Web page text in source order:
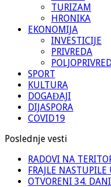
TURIZAM
HRONIKA
EKONOMIJA
INVESTICIJE
PRIVREDA
SPORT
KULTURA
DOGAĐAJI
DIJASPORA
COVID19
Poslednje vesti
RADOVI NA
FRAJLE
OTVORENI 34.